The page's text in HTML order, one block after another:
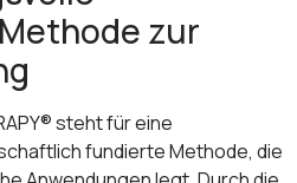
zur
steht für eine
fundierte Methode, die